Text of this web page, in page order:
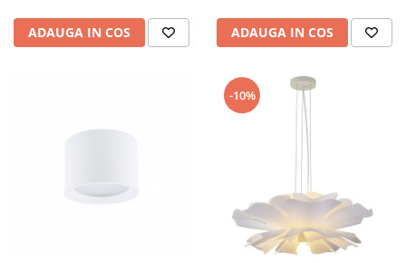
ADAUGA IN COS ADAUGA IN COS
-10%